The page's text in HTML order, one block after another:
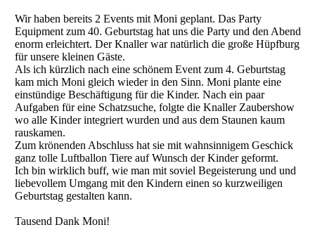
Wir haben bereits 2 Events mit Moni geplant. Das Party
Equipment zum 40. Geburtstag hat uns die Party und den Abend
enorm erleichtert. Der Knaller war natürlich die große Hüpfburg
für unsere kleinen Gäste.
Als ich kürzlich nach eine schönem Event zum 4. Geburtstag
kam mich Moni gleich wieder in den Sinn. Moni plante eine
einstündige Beschäftigung für die Kinder. Nach ein paar
Aufgaben für eine Schatzsuche, folgte die Knaller Zaubershow
wo alle Kinder integriert wurden und aus dem Staunen kaum
rauskamen.
Zum krönenden Abschluss hat sie mit wahnsinnigem Geschick
ganz tolle Luftballon Tiere auf Wunsch der Kinder geformt.
Ich bin wirklich buff, wie man mit soviel Begeisterung und und
liebevollem Umgang mit den Kindern einen so kurzweiligen
Geburtstag gestalten kann.
Tausend Dank Moni!